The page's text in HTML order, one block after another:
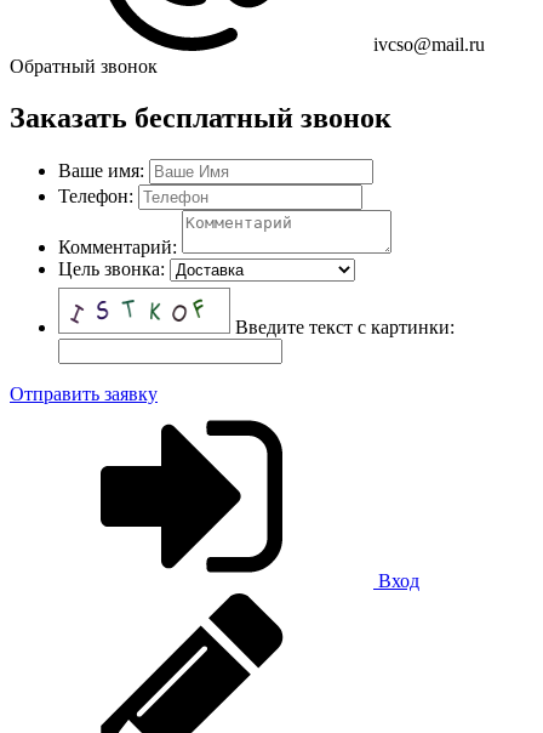
ivcso@mail.ru
Обратный звонок
Заказать бесплатный звонок
Ваше имя:
Телефон:
Комментарий:
Цель звонка:
Введите текст с картинки:
Отправить заявку
Вход